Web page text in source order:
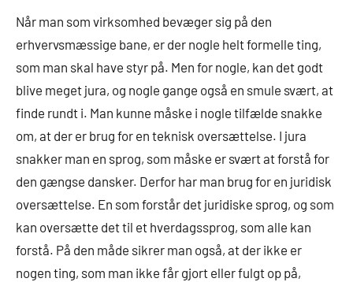
Når man som virksomhed bevæger sig på den
erhvervsmæssige bane, er der nogle helt formelle ting,
som man skal have styr på. Men for nogle, kan det godt
blive meget jura, og nogle gange også en smule svært, at
finde rundt i. Man kunne måske i nogle tilfælde snakke
om, at der er brug for en teknisk oversættelse. I jura
snakker man en sprog, som måske er svært at forstå for
den gængse dansker. Derfor har man brug for en juridisk
oversættelse. En som forstår det juridiske sprog, og som
kan oversætte det til et hverdagssprog, som alle kan
forstå. På den måde sikrer man også, at der ikke er
nogen ting, som man ikke får gjort eller fulgt op på,